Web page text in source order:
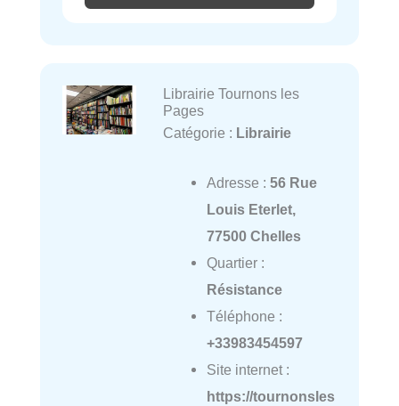
Librairie Tournons les
Pages
Catégorie : Librairie
Adresse : 56 Rue
Louis Eterlet,
77500 Chelles
Quartier :
Résistance
Téléphone :
+33983454597
Site internet :
https://tournonsles